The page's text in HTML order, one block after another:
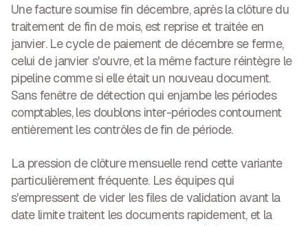
Une facture soumise fin décembre, après la clôture du
traitement de fin de mois, est reprise et traitée en
janvier. Le cycle de paiement de décembre se ferme,
celui de janvier s'ouvre, et la même facture réintègre le
pipeline comme si elle était un nouveau document.
Sans fenêtre de détection qui enjambe les périodes
comptables, les doublons inter-périodes contournent
entièrement les contrôles de fin de période.
La pression de clôture mensuelle rend cette variante
particulièrement fréquente. Les équipes qui
s'empressent de vider les files de validation avant la
date limite traitent les documents rapidement, et la